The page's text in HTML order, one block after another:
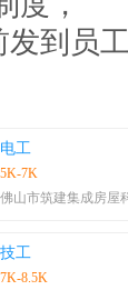
发到员
电工
5K-7K
佛山市筑建集成房屋
技工
7K-8.5K